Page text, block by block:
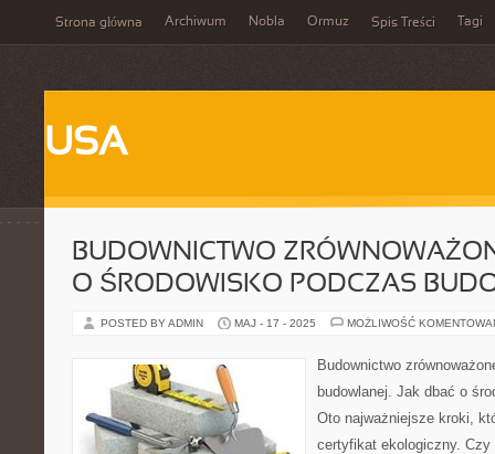
Strona główna Archiwum Nobla Ormuz Spis Treści Tagi
USA
BUDOWNICTWO
O ŚRODOWISKO PODCZAS
POSTED BY ADMIN MAJ - 17 - 2025 MOŻLIWOŚĆ
Budownictwo
budowlanej. Jak dbać o
Oto najważniejsze kroki,
certyfikat ekologiczny.